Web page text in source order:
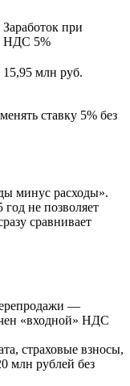
Заработок при
НДС 5%
15,95 млн руб.
ставку 5% без
минус расходы».
не позволяет
сравнивает
—
«входной» НДС
страховые взносы,
млн рублей без